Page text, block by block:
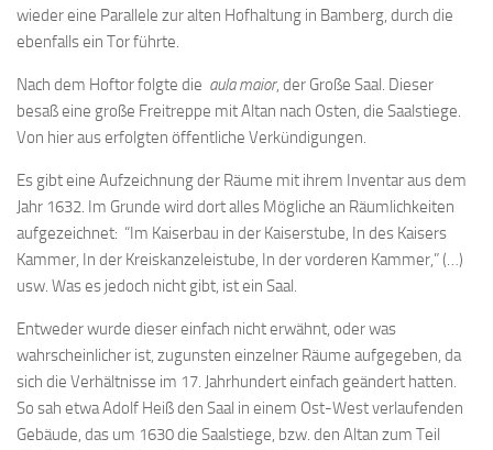
wieder eine Parallele zur alten Hofhaltung in Bamberg, durch die
ebenfalls ein Tor führte.
Nach dem Hoftor folgte die aula maior, der Große Saal. Dieser
besaß eine große Freitreppe mit Altan nach Osten, die Saalstiege.
Von hier aus erfolgten öffentliche Verkündigungen.
Es gibt eine Aufzeichnung der Räume mit ihrem Inventar aus dem
Jahr 1632. Im Grunde wird dort alles Mögliche an Räumlichkeiten
aufgezeichnet: “Im Kaiserbau in der Kaiserstube, In des Kaisers
Kammer, In der Kreiskanzeleistube, In der vorderen Kammer,” (…)
usw. Was es jedoch nicht gibt, ist ein Saal.
Entweder wurde dieser einfach nicht erwähnt, oder was
wahrscheinlicher ist, zugunsten einzelner Räume aufgegeben, da
sich die Verhältnisse im 17. Jahrhundert einfach geändert hatten.
So sah etwa Adolf Heiß den Saal in einem Ost-West verlaufenden
Gebäude, das um 1630 die Saalstiege, bzw. den Altan zum Teil